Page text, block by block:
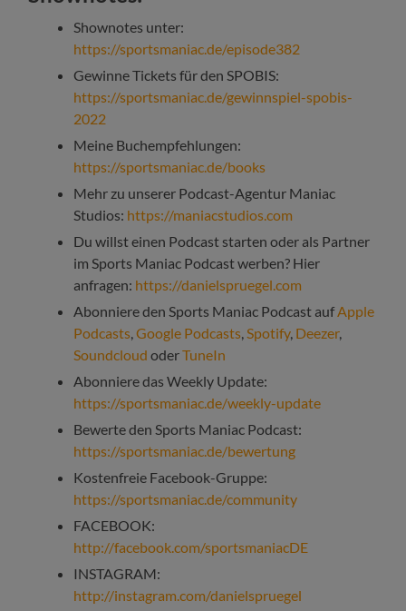
Shownotes unter:
https://sportsmaniac.de/episode382
Gewinne Tickets für den SPOBIS:
https://sportsmaniac.de/gewinnspiel-spobis-
2022
Meine Buchempfehlungen:
https://sportsmaniac.de/books
Mehr zu unserer Podcast-Agentur Maniac
Studios: https://maniacstudios.com
Du willst einen Podcast starten oder als Partner
im Sports Maniac Podcast werben? Hier
anfragen: https://danielspruegel.com
Abonniere den Sports Maniac Podcast auf Apple
Podcasts ,Google Podcasts Spotify, Deezer,
Soundcloud oderTuneIn
Abonniere das Weekly Update:
https://sportsmaniac.de/weekly-update
Bewerte den Sports Maniac Podcast:
https://sportsmaniac.de/bewertung
Kostenfreie Facebook-Gruppe:
https://sportsmaniac.de/community
FACEBOOK:
http://facebook.com/sportsmaniacDE
INSTAGRAM:
http://instagram.com/danielspruegel